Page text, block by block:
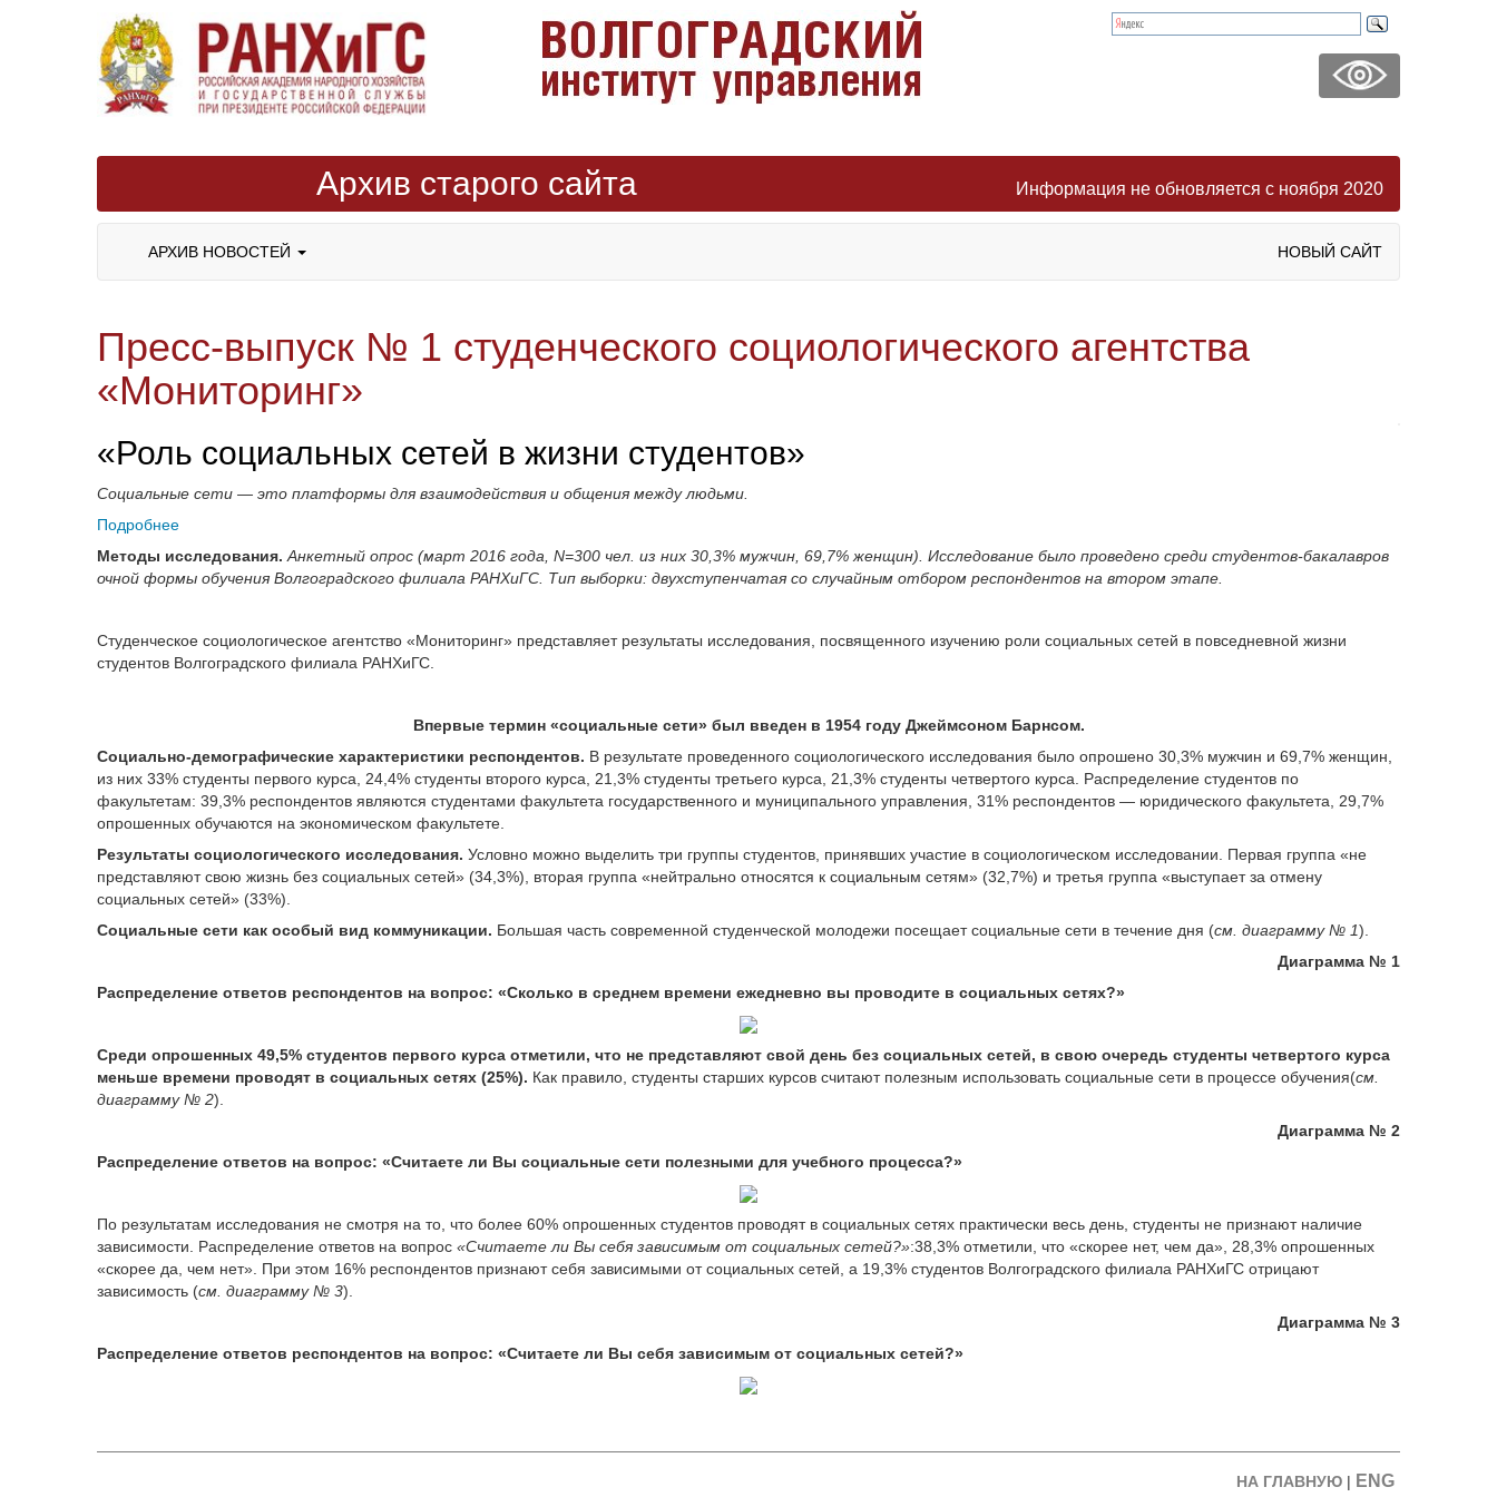
Архив старого сайта Информация не обновляется с ноября 2020
АРХИВ НОВОСТЕЙ НОВЫЙ САЙТ
Пресс-выпуск № 1 студенческого социологического агентства
«Мониторинг»
«Роль социальных сетей в жизни студентов»
Социальные сети — это платформы для взаимодействия и общения между людьми.
Подробнее
Методы исследования. Анкетный опрос (март 2016 года, N=300 чел. из них 30,3% мужчин, 69,7% женщин). Исследование было проведено среди студентов-бакалавров
очной формы обучения Волгоградского филиала РАНХиГС. Тип выборки: двухступенчатая со случайным отбором респондентов на втором этапе.
Студенческое социологическое агентство «Мониторинг» представляет результаты исследования, посвященного изучению роли социальных сетей в повседневной жизни
студентов Волгоградского филиала РАНХиГС.
Впервые термин «социальные сети» был введен в 1954 году Джеймсоном Барнсом.
Социально-демографические характеристики респондентов. В результате проведенного социологического исследования было опрошено 30,3% мужчин и 69,7% женщин,
из них 33% студенты первого курса, 24,4% студенты второго курса, 21,3% студенты третьего курса, 21,3% студенты четвертого курса. Распределение студентов по
факультетам: 39,3% респондентов являются студентами факультета государственного и муниципального управления, 31% респондентов — юридического факультета, 29,7%
опрошенных обучаются на экономическом факультете.
Результаты социологического исследования. Условно можно выделить три группы студентов, принявших участие в социологическом исследовании. Первая группа «не
представляют свою жизнь без социальных сетей» (34,3%), вторая группа «нейтрально относятся к социальным сетям» (32,7%) и третья группа «выступает за отмену
социальных сетей» (33%).
Социальные сети как особый вид коммуникации. Большая часть современной студенческой молодежи посещает социальные сети в течение дня (см. диаграмму № 1).
Диаграмма № 1
Распределение ответов респондентов на вопрос: «Сколько в среднем времени ежедневно вы проводите в социальных сетях?»
Среди опрошенных 49,5% студентов первого курса отметили, что не представляют свой день без социальных сетей, в свою очередь студенты четвертого курса
меньше времени проводят в социальных сетях (25%). Как правило, студенты старших курсов считают полезным использовать социальные сети в процессе обучения(см.
диаграмму № 2).
Диаграмма № 2
Распределение ответов на вопрос: «Считаете ли Вы социальные сети полезными для учебного процесса?»
По результатам исследования не смотря на то, что более 60% опрошенных студентов проводят в социальных сетях практически весь день, студенты не признают наличие
зависимости. Распределение ответов на вопрос «Считаете ли Вы себя зависимым от социальных сетей?»:38,3% отметили, что «скорее нет, чем да», 28,3% опрошенных
«скорее да, чем нет». При этом 16% респондентов признают себя зависимыми от социальных сетей, а 19,3% студентов Волгоградского филиала РАНХиГС отрицают
зависимость (см. диаграмму № 3).
Диаграмма № 3
Распределение ответов респондентов на вопрос: «Считаете ли Вы себя зависимым от социальных сетей?»
НА ГЛАВНУЮ | ENG